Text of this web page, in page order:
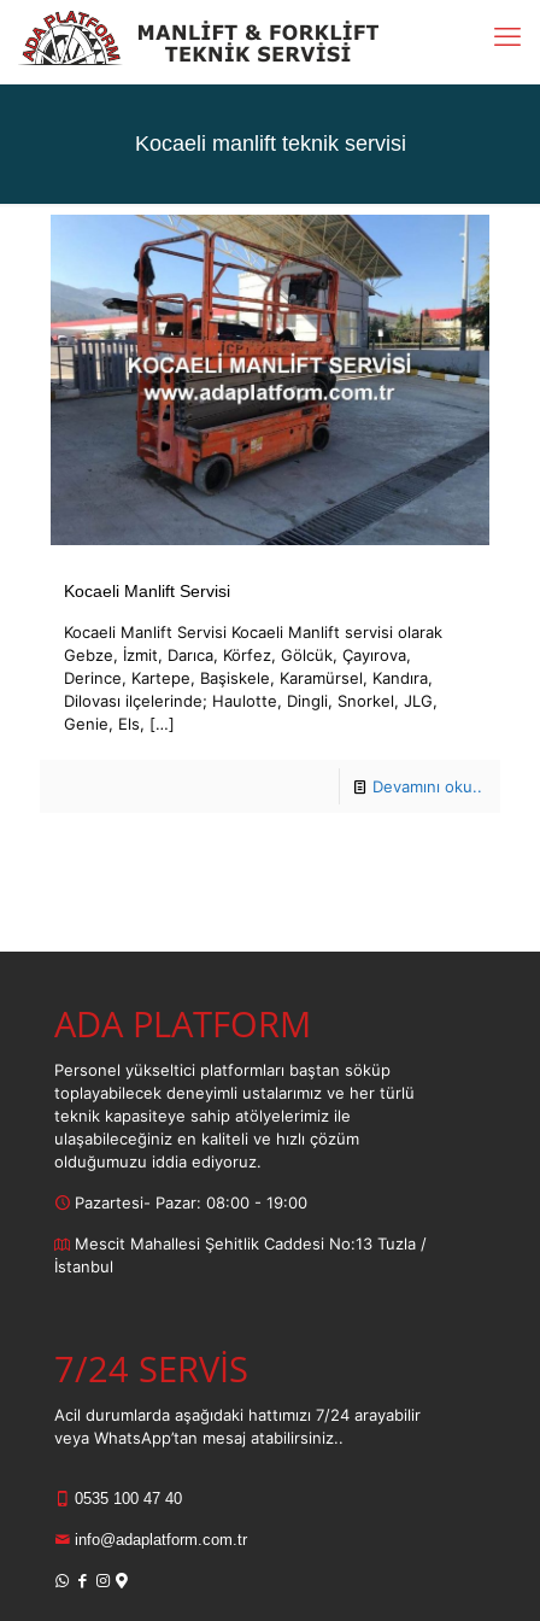
Kocaeli manlift teknik servisi
Kocaeli Manlift Servisi
Kocaeli Manlift Servisi Kocaeli Manlift servisi olarak
Gebze, İzmit, Darıca, Körfez, Gölcük, Çayırova,
Derince, Kartepe, Başiskele, Karamürsel, Kandıra,
Dilovası ilçelerinde; Haulotte, Dingli, Snorkel, JLG,
Genie, Els, […]
Devamını oku..
ADA PLATFORM
Personel yükseltici platformları baştan söküp
toplayabilecek deneyimli ustalarımız ve her türlü
teknik kapasiteye sahip atölyelerimiz ile
ulaşabileceğiniz en kaliteli ve hızlı çözüm
olduğumuzu iddia ediyoruz.
Pazartesi- Pazar: 08:00 - 19:00
Mescit Mahallesi Şehitlik Caddesi No:13 Tuzla /
İstanbul
7/24 SERVİS
Acil durumlarda aşağıdaki hattımızı 7/24 arayabilir
veya WhatsApp’tan mesaj atabilirsiniz..
0535 100 47 40
info@adaplatform.com.tr